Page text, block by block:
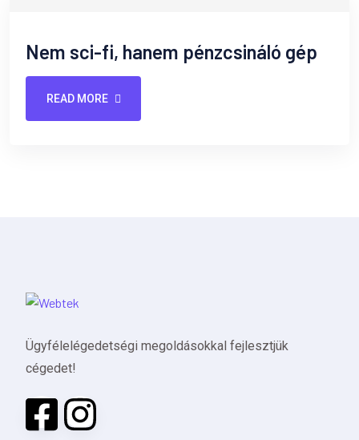
Nem sci-fi, hanem pénzcsináló gép
READ MORE
Ügyfélelégedetségi megoldásokkal fejlesztjük
cégedet!